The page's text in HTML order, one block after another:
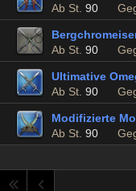
Ab St. 90
Ab St. 90
Ultimative
Ab St. 90
Modifizierte
Ab St. 90